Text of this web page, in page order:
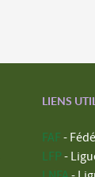
LIENS
FAF -
LFP -